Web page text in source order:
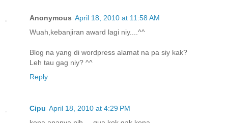
Anonymous April 18, 2010 at 11:58 AM
Wuah,kebanjiran award lagi niy....^^
Blog na yang di wordpress alamat na pa siy kak?
Leh tau gag niy? ^^
Reply
Cipu April 18, 2010 at 4:29 PM